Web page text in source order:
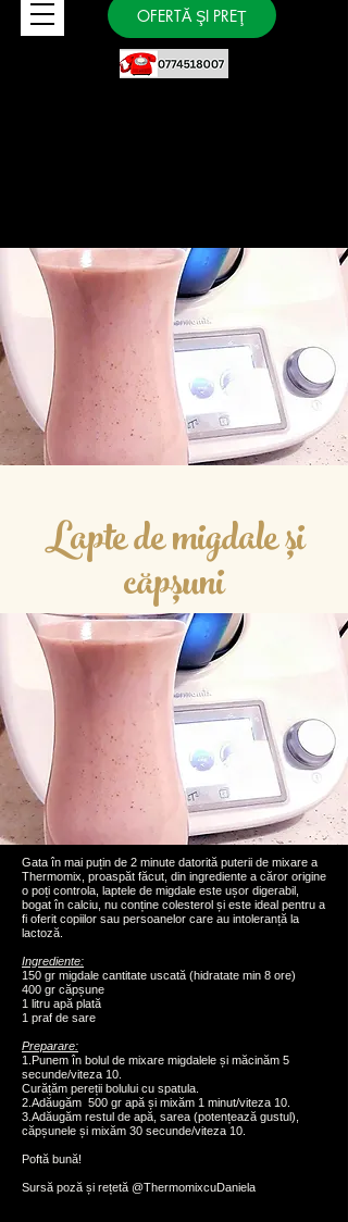
OFERTĂ ŞI PREŢ
Lapte de migdale și
căpșuni
Gata în mai puțin de 2 minute datorită puterii de mixare a
Thermomix, proaspăt făcut, din ingrediente a căror origine
o poți controla, laptele de migdale este ușor digerabil,
bogat în calciu, nu conține colesterol și este ideal pentru a
fi oferit copiilor sau persoanelor care au intoleranță la
lactoză.
Ingrediente:
150 gr migdale cantitate uscată (hidratate min 8 ore)
400 gr căpșune
1 litru apă plată
1 praf de sare
Preparare:
1.Punem în bolul de mixare migdalele și măcinăm 5
secunde/viteza 10.
Curățăm pereții bolului cu spatula.
2.Adăugăm 500 gr apă și mixăm 1 minut/viteza 10.
3.Adăugăm restul de apă, sarea (potențează gustul),
căpșunele și mixăm 30 secunde/viteza 10.
Poftă bună!
Sursă poză și rețetă @ThermomixcuDaniela